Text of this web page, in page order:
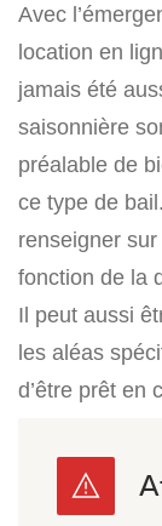
Avec
location en
jamais été
saisonnière
préalable de
ce type de
renseigner
fonction de la
Il peut aussi
les aléas
d’être prêt en